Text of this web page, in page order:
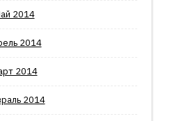
2014
2014
2014
2014